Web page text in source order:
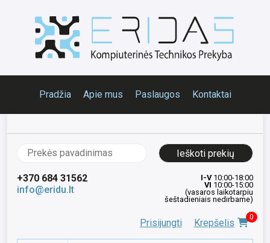
Pradžia Apie mus Paslaugos Kontaktai
Ieškoti:
+370 684 31562
info@eridu.lt
I-V10:00-18:00
VI 10:00-15:00
(vasaros laikotarpiu
šeštadieniais nedirbame)
Prisijungti Krepšelis 0